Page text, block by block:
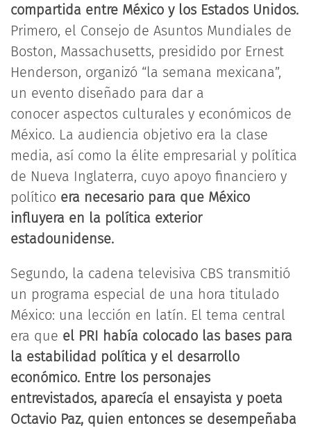
compartida entre México y los Estados Unidos.
Primero, el Consejo de Asuntos Mundiales de
Boston, Massachusetts, presidido por Ernest
Henderson, organizó “la semana mexicana”,
un evento diseñado para dar a
conocer aspectos culturales y económicos de
México. La audiencia objetivo era la clase
media, así como la élite empresarial y política
de Nueva Inglaterra, cuyo apoyo financiero y
político era necesario para que México
influyera en la política exterior
estadounidense.
Segundo, la cadena televisiva CBS transmitió
un programa especial de una hora titulado
México: una lección en latín. El tema central
era que el PRI había colocado las bases para
la estabilidad política y el desarrollo
económico. Entre los personajes
entrevistados, aparecía el ensayista y poeta
Octavio Paz, quien entonces se desempeñaba